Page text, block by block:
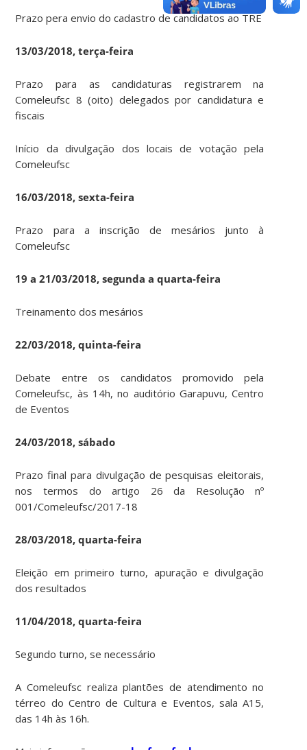
Prazo pera envio do cadastro de candidatos ao TRE
13/03/2018, terça-feira
Prazo para as candidaturas registrarem na
Comeleufsc 8 (oito) delegados por candidatura e
fiscais
Início da divulgação dos locais de votação pela
Comeleufsc
16/03/2018, sexta-feira
Prazo para a inscrição de mesários junto à
Comeleufsc
19 a 21/03/2018, segunda a quarta-feira
Treinamento dos mesários
22/03/2018, quinta-feira
Debate entre os candidatos promovido pela
Comeleufsc, às 14h, no auditório Garapuvu, Centro
de Eventos
24/03/2018, sábado
Prazo final para divulgação de pesquisas eleitorais,
nos termos do artigo 26 da Resolução nº
001/Comeleufsc/2017-18
28/03/2018, quarta-feira
Eleição em primeiro turno, apuração e divulgação
dos resultados
11/04/2018, quarta-feira
Segundo turno, se necessário
A Comeleufsc realiza plantões de atendimento no
térreo do Centro de Cultura e Eventos, sala A15,
das 14h às 16h.